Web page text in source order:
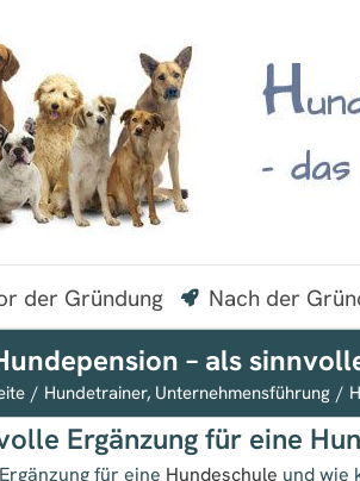
der Gründung Nach der
– als
Hundetrainer Unternehmensführung
Ergänzung für eine
für eine Hundeschule und wie